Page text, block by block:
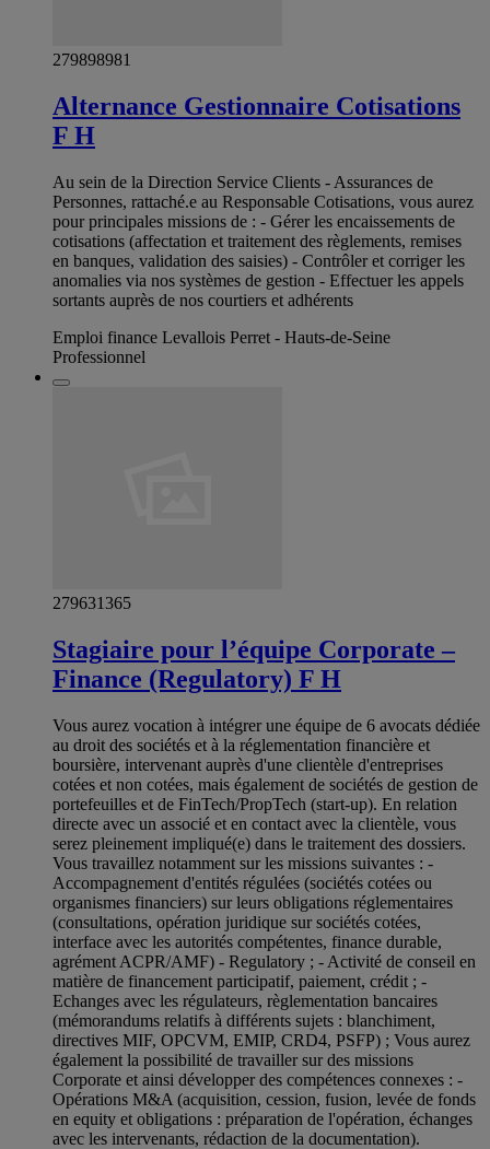
279898981
Alternance Gestionnaire Cotisations
F H
Au sein de la Direction Service Clients - Assurances de
Personnes, rattaché.e au Responsable Cotisations, vous aurez
pour principales missions de : - Gérer les encaissements de
cotisations (affectation et traitement des règlements, remises
en banques, validation des saisies) - Contrôler et corriger les
anomalies via nos systèmes de gestion - Effectuer les appels
sortants auprès de nos courtiers et adhérents
Emploi finance Levallois Perret - Hauts-de-Seine
Professionnel
279631365
Stagiaire pour l’équipe Corporate –
Finance (Regulatory) F H
Vous aurez vocation à intégrer une équipe de 6 avocats dédiée
au droit des sociétés et à la réglementation financière et
boursière, intervenant auprès d'une clientèle d'entreprises
cotées et non cotées, mais également de sociétés de gestion de
portefeuilles et de FinTech/PropTech (start-up). En relation
directe avec un associé et en contact avec la clientèle, vous
serez pleinement impliqué(e) dans le traitement des dossiers.
Vous travaillez notamment sur les missions suivantes : -
Accompagnement d'entités régulées (sociétés cotées ou
organismes financiers) sur leurs obligations réglementaires
(consultations, opération juridique sur sociétés cotées,
interface avec les autorités compétentes, finance durable,
agrément ACPR/AMF) - Regulatory ; - Activité de conseil en
matière de financement participatif, paiement, crédit ; -
Echanges avec les régulateurs, règlementation bancaires
(mémorandums relatifs à différents sujets : blanchiment,
directives MIF, OPCVM, EMIP, CRD4, PSFP) ; Vous aurez
également la possibilité de travailler sur des missions
Corporate et ainsi développer des compétences connexes : -
Opérations M&A (acquisition, cession, fusion, levée de fonds
en equity et obligations : préparation de l'opération, échanges
avec les intervenants, rédaction de la documentation).